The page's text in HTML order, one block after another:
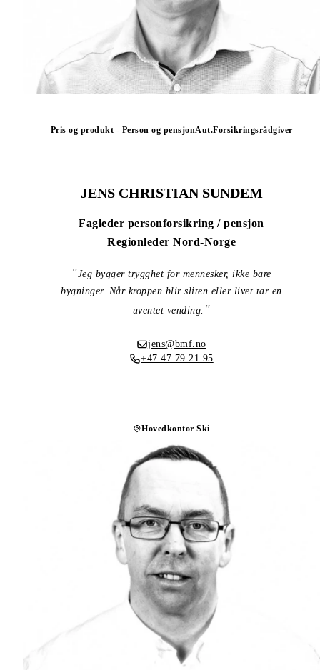
Pris og produkt - Person og pensjonAut.Forsikringsrådgiver
JENS CHRISTIAN SUNDEM
Fagleder personforsikring / pensjon
Regionleder Nord-Norge
Jeg bygger trygghet for mennesker, ikke bare
bygninger. Når kroppen blir sliten eller livet tar en
uventet vending.
jens@bmf.no
+47 47 79 21 95
Hovedkontor Ski